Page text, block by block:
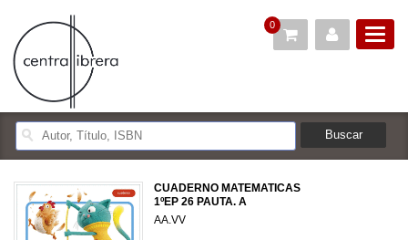
0
CUADERNO MATEMATICAS
1ºEP 26 PAUTA. A
AA.VV